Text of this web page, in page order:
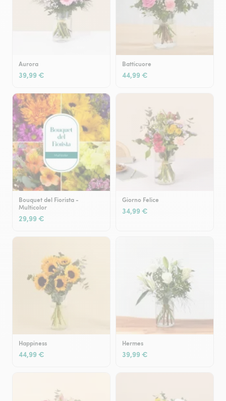
Aurora
39,99 €
Batticuore
44,99 €
Bouquet del Fiorista -
Multicolor
29,99 €
Giorno Felice
34,99 €
Happiness
44,99 €
Hermes
39,99 €